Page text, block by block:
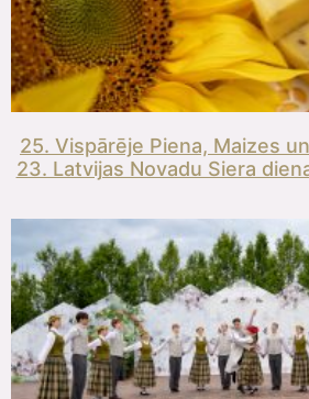
25. Vispārēje Piena, Maizes
23. Latvijas Novadu Siera